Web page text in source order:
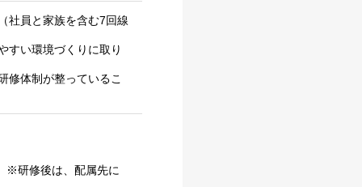
社員と家族を含む7回線
すい環境づくりに取り
修体制が整っているこ
※研修後は、配属先に